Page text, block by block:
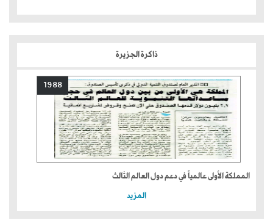
ذاكرة الجزيرة
1988
المملكة الأولى عالمياً في دعم دول العالم الثالث
المزيد